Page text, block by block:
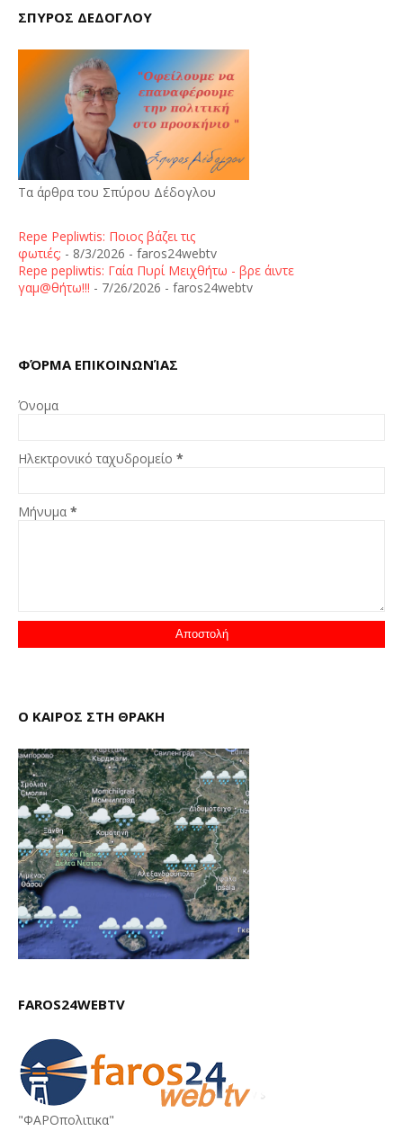
ΣΠΥΡΟΣ ΔΕΔΟΓΛΟΥ
Τα άρθρα του Σπύρου Δέδογλου
Repe Pepliwtis: Ποιος βάζει τις
φωτιές; - 8/3/2026 - faros24webtv
Repe pepliwtis: Γαία Πυρί Μειχθήτω - βρε άιντε
γαμ@θήτω!!! - 7/26/2026 - faros24webtv
ΦΌΡΜΑ ΕΠΙΚΟΙΝΩΝΊΑΣ
Όνομα
Ηλεκτρονικό ταχυδρομείο *
Μήνυμα *
Ο ΚΑΙΡΟΣ ΣΤΗ ΘΡΑΚΗ
FAROS24WEBTV
"ΦΑΡΟπολιτικα"